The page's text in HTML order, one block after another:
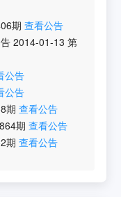
期 查看公告
2014-01-13 第
公告
公告
期 查看公告
864期 查看公告
期 查看公告